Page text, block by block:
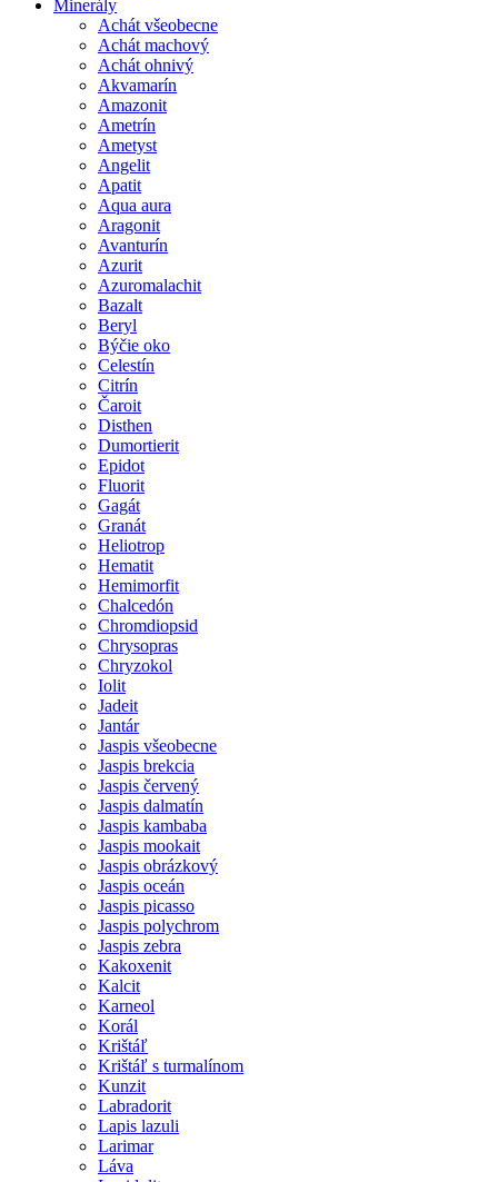
Minerály
Achát všeobecne
Achát machový
Achát ohnivý
Akvamarín
Amazonit
Ametrín
Ametyst
Angelit
Apatit
Aqua aura
Aragonit
Avanturín
Azurit
Azuromalachit
Bazalt
Beryl
Býčie oko
Celestín
Citrín
Čaroit
Disthen
Dumortierit
Epidot
Fluorit
Gagát
Granát
Heliotrop
Hematit
Hemimorfit
Chalcedón
Chromdiopsid
Chrysopras
Chryzokol
Iolit
Jadeit
Jantár
Jaspis všeobecne
Jaspis brekcia
Jaspis červený
Jaspis dalmatín
Jaspis kambaba
Jaspis mookait
Jaspis obrázkový
Jaspis oceán
Jaspis picasso
Jaspis polychrom
Jaspis zebra
Kakoxenit
Kalcit
Karneol
Korál
Krištáľ
Krištáľ s turmalínom
Kunzit
Labradorit
Lapis lazuli
Larimar
Láva